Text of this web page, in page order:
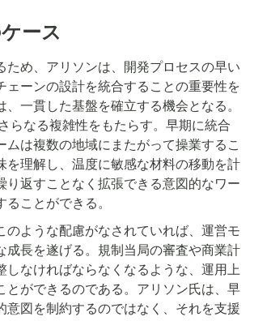
ース
ため、アリソンは、開発プロセスの早い
ェーンの設計を統合することの重要性を
、一貫した基盤を確立する機会となる。
らなる複雑性をもたらす。早期に統合
ムは複数の地域にまたがって操業するこ
を理解し、温度に敏感な材料の移動を計
り返すことなく拡張できる意図的なワー
ことができる。
のような配慮がなされていれば、運営モ
成長を遂げる。規制当局の審査や商業計
しなければならなくなるような、運用上
とができるのである。アリソン氏は、早
意図を制約するのではなく、それを支援